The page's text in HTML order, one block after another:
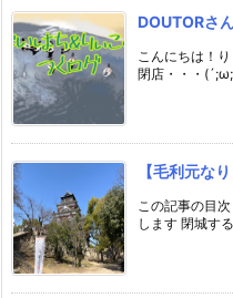
DOUTORさ
こんにちは！
閉店・・・
【毛利元な
この記事の目
します 閉城す